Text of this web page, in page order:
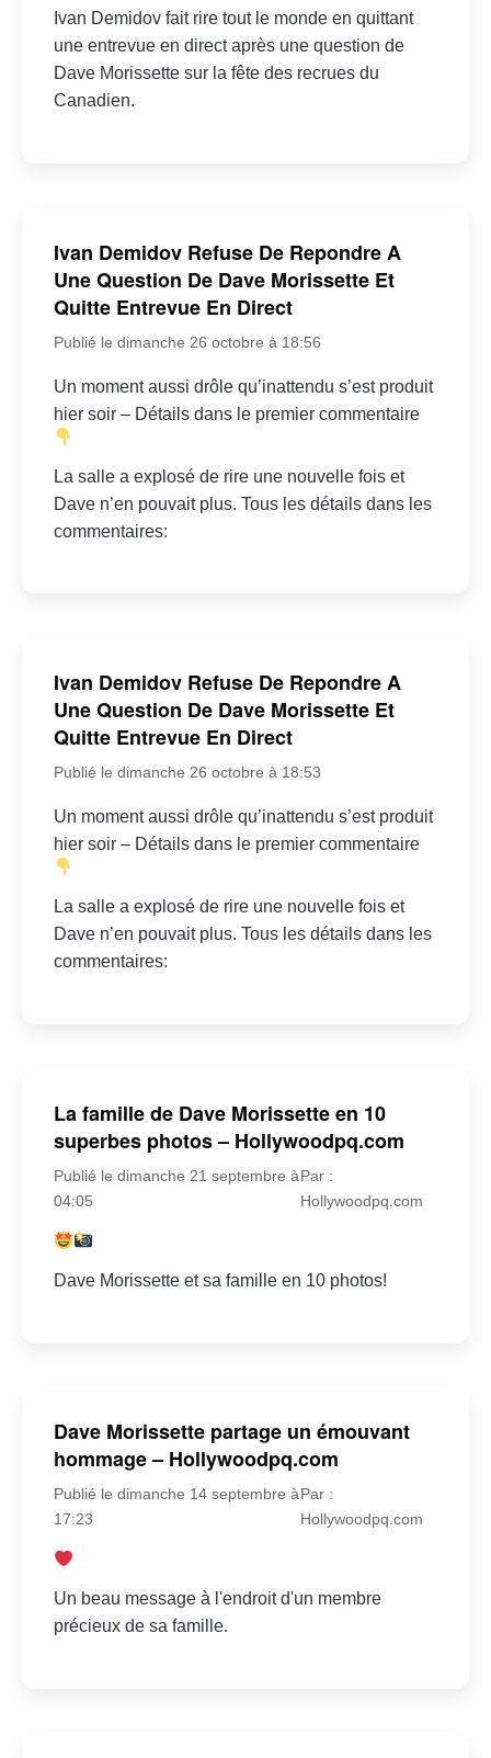
Ivan Demidov fait rire tout le monde en quittant
une entrevue en direct après une question de
Dave Morissette sur la fête des recrues du
Canadien.
Ivan Demidov Refuse De Repondre A
Une Question De Dave Morissette Et
Quitte Entrevue En Direct
Publié le dimanche 26 octobre à 18:56
Un moment aussi drôle qu’inattendu s’est produit
hier soir – Détails dans le premier commentaire
La salle a explosé de rire une nouvelle fois et
Dave n’en pouvait plus. Tous les détails dans les
commentaires:
Ivan Demidov Refuse De Repondre A
Une Question De Dave Morissette Et
Quitte Entrevue En Direct
Publié le dimanche 26 octobre à 18:53
Un moment aussi drôle qu’inattendu s’est produit
hier soir – Détails dans le premier commentaire
La salle a explosé de rire une nouvelle fois et
Dave n’en pouvait plus. Tous les détails dans les
commentaires:
La famille de Dave Morissette en 10
superbes photos – Hollywoodpq.com
Publié le dimanche 21 septembre à
04:05
Par :
Hollywoodpq.com
Dave Morissette et sa famille en 10 photos!
Dave Morissette partage un émouvant
hommage – Hollywoodpq.com
Publié le dimanche 14 septembre à
17:23
Par :
Hollywoodpq.com
Un beau message à l'endroit d'un membre
précieux de sa famille.